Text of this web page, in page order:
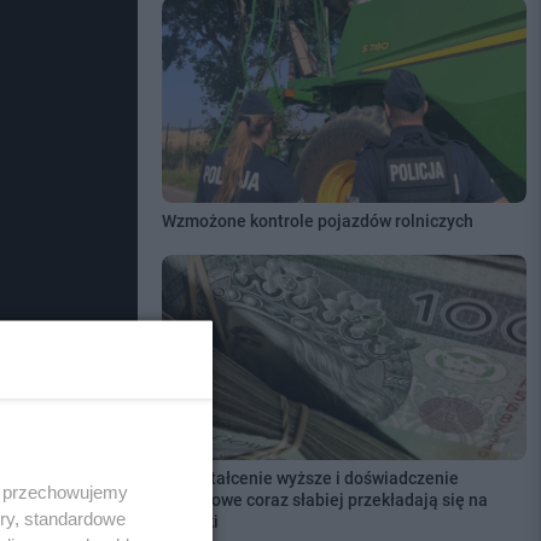
Wzmożone kontrole pojazdów rolniczych
Wykształcenie wyższe i doświadczenie
zawodowe coraz słabiej przekładają się na
zarobki
standardowe